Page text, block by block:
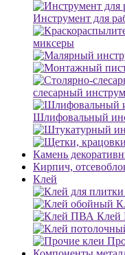
Инструмент для
миксеры
слесарный
Шлифовальный
Камень
Кирпич,
Клей